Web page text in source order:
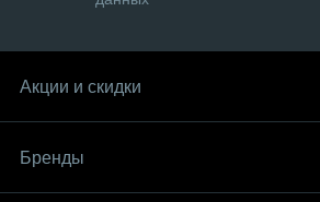
Акции и скидки
Бренды